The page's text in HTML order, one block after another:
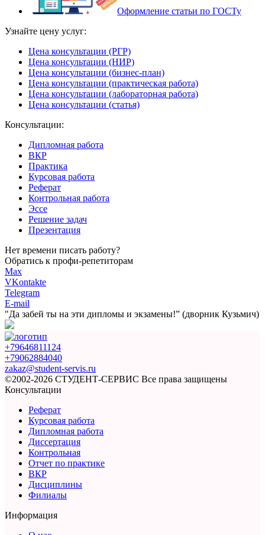
Оформление статьи по ГОСТу
Узнайте цену услуг:
Цена консультации (РГР)
Цена консультации (НИР)
Цена консультации (бизнес-план)
Цена консультации (практическая работа)
Цена консультации (лабораторная работа)
Цена консультации (статья)
Консультации:
Дипломная работа
ВКР
Практика
Курсовая работа
Реферат
Контрольная работа
Эссе
Решение задач
Презентация
Нет времени писать работу?
Обратись к профи-репетиторам
Max
VKontakte
Telegram
E-mail
"Да забей ты на эти дипломы и экзамены!” (дворник Кузьмич)
+79646811124
+79062884040
zakaz@student-servis.ru
©2002-2026 СТУДЕНТ-СЕРВИС Все права защищены
Консультации
Реферат
Курсовая работа
Дипломная работа
Диссертация
Контрольная
Отчет по практике
ВКР
Дисциплины
Филиалы
Информация